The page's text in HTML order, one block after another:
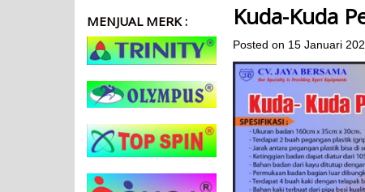
Kuda-Kuda
Posted on 15 Januari
MENJUAL MERK :